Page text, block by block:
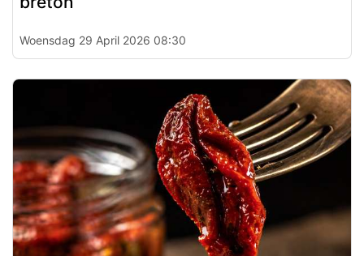
Woensdag 29 April 2026 08:30